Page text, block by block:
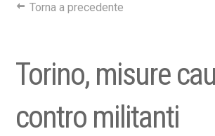
Torna a precedente
Torino, misure
contro militanti